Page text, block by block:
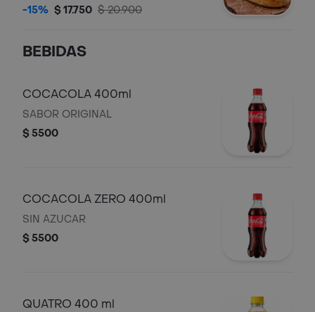
salsa de tomate ripio de papa.
-15% $ 17.750 $ 20.900
BEBIDAS
COCACOLA 400ml
SABOR ORIGINAL
$ 5500
COCACOLA ZERO 400ml
SIN AZUCAR
$ 5500
QUATRO 400 ml